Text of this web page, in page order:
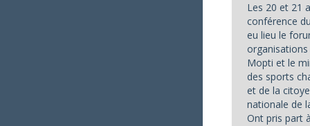
Les 20 et 21
conférence
eu lieu le
Mopti et le
des sports
et de la
nationale de
Ont pris part